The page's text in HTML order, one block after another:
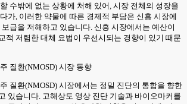
수밖에 없는 상황에 처해 있어, 시장 전체의 성장을
가, 이러한 약물에 따른 경제적 부담은 신흥 시장에
급을 저해하고 있습니다. 신흥 시장에서는 예산이
적 저렴한 대체 요법이 우선시되는 경향이 있기 때문
질환(NMOSD) 시장 동향
질환(NMOSD) 시장에서는 정밀 진단의 통합을 향한
있습니다. 고해상도 영상 진단 기술과 바이오마커를